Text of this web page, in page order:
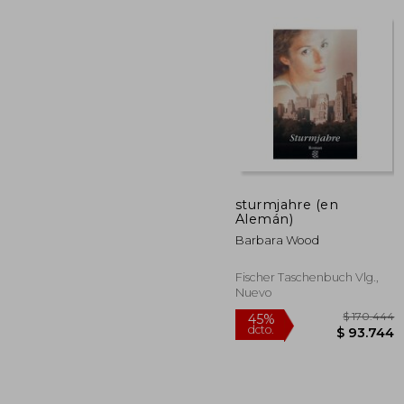
$
sturmjahre (en
Alemán)
Barbara Wood
Fischer Taschenbuch Vlg.,
Nuevo